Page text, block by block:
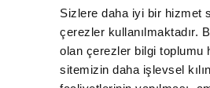
Sizlere daha iyi bir hizmet
çerezler kullanılmaktadır.
olan çerezler bilgi toplumu
sitemizin daha işlevsel